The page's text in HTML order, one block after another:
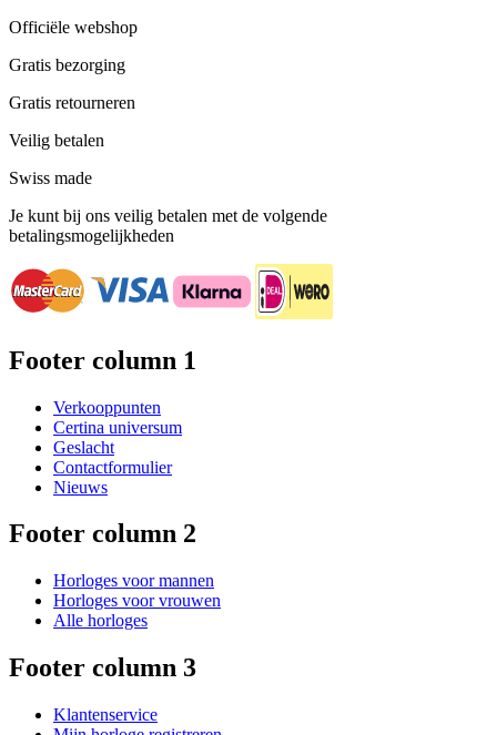
Officiële webshop
Gratis bezorging
Gratis retourneren
Veilig betalen
Swiss made
Je kunt bij ons veilig betalen met de volgende
betalingsmogelijkheden
Footer column 1
Verkooppunten
Certina universum
Geslacht
Contactformulier
Nieuws
Footer column 2
Horloges voor mannen
Horloges voor vrouwen
Alle horloges
Footer column 3
Klantenservice